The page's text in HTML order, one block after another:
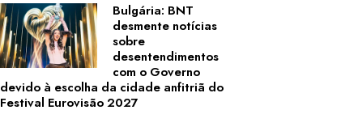
Bulgária: BNT
desmente notícias
sobre
desentendimentos
com o Governo
devido à escolha da cidade anfitriã do
Festival Eurovisão 2027